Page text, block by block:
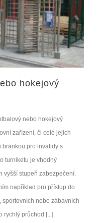
hokejový
nebo hokejový
zařízení, či celé jejich
brankou pro invalidy s
turniketu je vhodný
vyšší stupeň zabezpečení.
například pro přístup do
nebo zábavních
rychlý průchod [...]